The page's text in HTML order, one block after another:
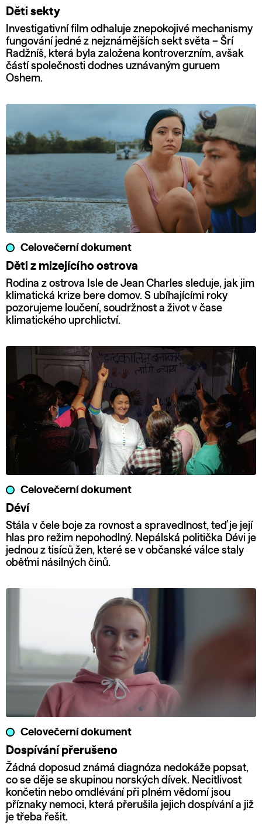
Děti sekty
Investigativní film odhaluje znepokojivé mechanismy
fungování jedné z nejznámějších sekt světa – Šrí
Radžníš, která byla založena kontroverzním, avšak
částí společnosti dodnes uznávaným guruem
Oshem.
Celovečerní dokument
Děti z mizejícího ostrova
Rodina z ostrova Isle de Jean Charles sleduje, jak jim
klimatická krize bere domov. S ubíhajícími roky
pozorujeme loučení, soudržnost a život v čase
klimatického uprchlictví.
Celovečerní dokument
Déví
Stála v čele boje za rovnost a spravedlnost, teď je její
hlas pro režim nepohodlný. Nepálská politička Dévi je
jednou z tisíců žen, které se v občanské válce staly
oběťmi násilných činů.
Celovečerní dokument
Dospívání přerušeno
Žádná doposud známá diagnóza nedokáže popsat,
co se děje se skupinou norských dívek. Necitlivost
končetin nebo omdlévání při plném vědomí jsou
příznaky nemoci, která přerušila jejich dospívání a již
je třeba řešit.